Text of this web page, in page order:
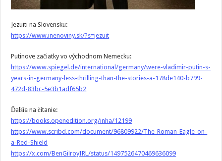
Jezuiti na Slovensku:
https://www.inenoviny.sk/?s=jezuit
Putinove začiatky vo východnom Nemecku:
https://www.spiegel.de/international/germany/were-vladimir-putin-s-
years-in-germany-less-thrilling-than-the-stories-a-178de140-b799-
472d-83bc-5e3b1adf65b2
Ďalšie na čítanie:
https://books.openedition.org/inha/12199
https://www.scribd.com/document/96809922/The-Roman-Eagle-on-
a-Red-Shield
https://x.com/BenGilroyIRL/status/1497526470469636099